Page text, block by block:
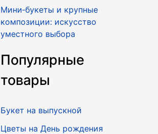
Мини‑букеты и крупные
композиции: искусство
уместного выбора
Популярные
товары
Букет на выпускной
Цветы на День рождения